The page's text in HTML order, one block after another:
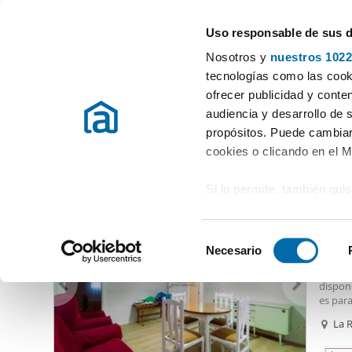
Uso responsable de sus
Nosotros y nuestros
tecnologías como las
ofrecer publicidad y
audiencia y desarrollo de
propósitos. Puede
cookies o clicando en el
Si lo permite, también
Identificar su
Obtenga más
preferencias en la
en la Declaración de
e
c
c
Necesario
Alquiler pisos Toledo provincia Alquiler Pisos Toledo
(18 viviendas)
es
La